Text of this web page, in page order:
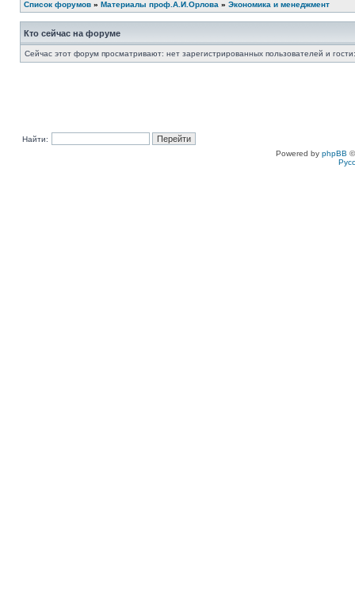
Список форумов » Материалы проф.А.И.Орлова » Экономика и менеджмент
Кто сейчас на форуме
Сейчас этот форум просматривают: нет зарегистрированных пользователей и
Найти:
Powered by phpBB